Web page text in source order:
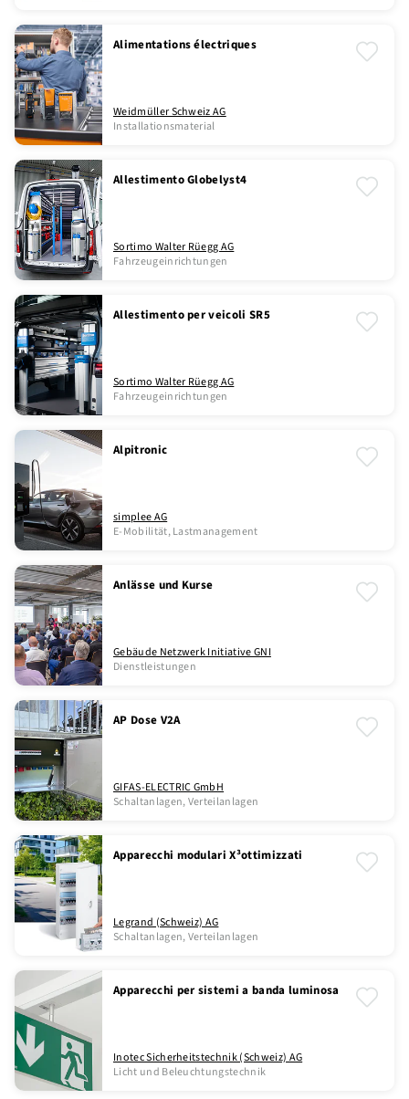
Alimentations électriques
Weidmüller Schweiz AG
Installationsmaterial
Allestimento Globelyst4
Sortimo Walter Rüegg AG
Fahrzeugeinrichtungen
Allestimento per veicoli SR5
Sortimo Walter Rüegg AG
Fahrzeugeinrichtungen
Alpitronic
simplee AG
E-Mobilität, Lastmanagement
Anlässe und Kurse
Gebäude Netzwerk Initiative GNI
Dienstleistungen
AP Dose V2A
GIFAS-ELECTRIC GmbH
Schaltanlagen, Verteilanlagen
Apparecchi modulari X³ottimizzati
Legrand (Schweiz) AG
Schaltanlagen, Verteilanlagen
Apparecchi per sistemi a banda luminosa
Inotec Sicherheitstechnik (Schweiz) AG
Licht und Beleuchtungstechnik